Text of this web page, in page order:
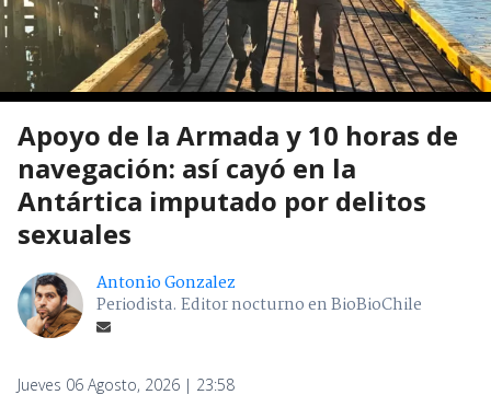
Apoyo de la Armada y 10 horas de
navegación: así cayó en la
Antártica imputado por delitos
sexuales
Antonio Gonzalez
Periodista. Editor nocturno en BioBioChile
Jueves 06 Agosto, 2026 | 23:58